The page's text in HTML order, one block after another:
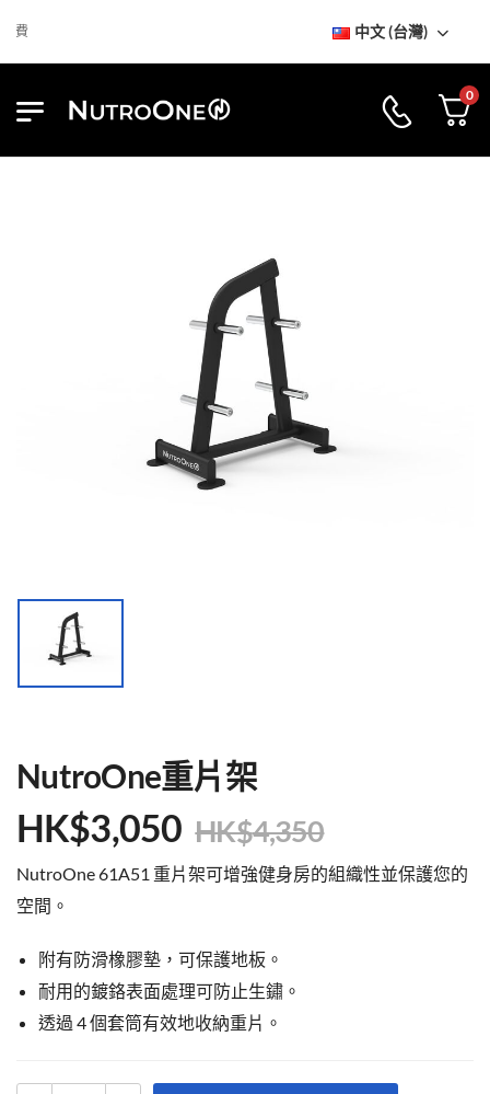
到訪NutroOne陳列室 免基本運
中文 (台灣)
0
NutroOne重片架
HK$3,050 HK$4,350
NutroOne 61A51 重片架可增強健身房的組織性並保護您的
空間。
附有防滑橡膠墊，可保護地板。
耐用的鍍鉻表面處理可防止生鏽。
透過 4 個套筒有效地收納重片。